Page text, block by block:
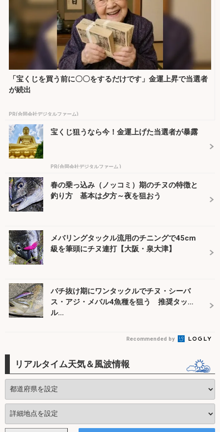
「宝くじを買う前に〇〇をするだけです」金運上昇で当選者
が続出
PR(合同会社デジタルファーム)
宝くじ狙うなら今！金運上げた当選者が暴露
PR(合同会社デジタルファーム )
春の乗っ込み（ノッコミ）期のチヌの特徴と
釣り方 基本は夕方～夜を狙おう
メバリングタックル流用のチニングで45cm
級を筆頭にチヌ連打【大阪・泉大津】
バチ抜け期にワンタックルでチヌ・シーバ
ス・アジ・メバル4魚種を狙う 推奨タック
ル...
Recommended by
リアルタイム天気＆風波情報